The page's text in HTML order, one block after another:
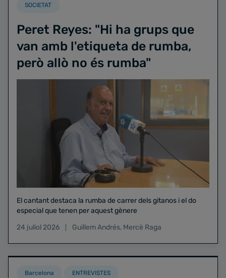
SOCIETAT
Peret Reyes: "Hi ha grups que
van amb l'etiqueta de rumba,
però allò no és rumba"
El cantant destaca la rumba de carrer dels gitanos i el do
especial que tenen per aquest gènere
24 juliol 2026
Guillem Andrés, Mercè Raga
Barcelona ENTREVISTES